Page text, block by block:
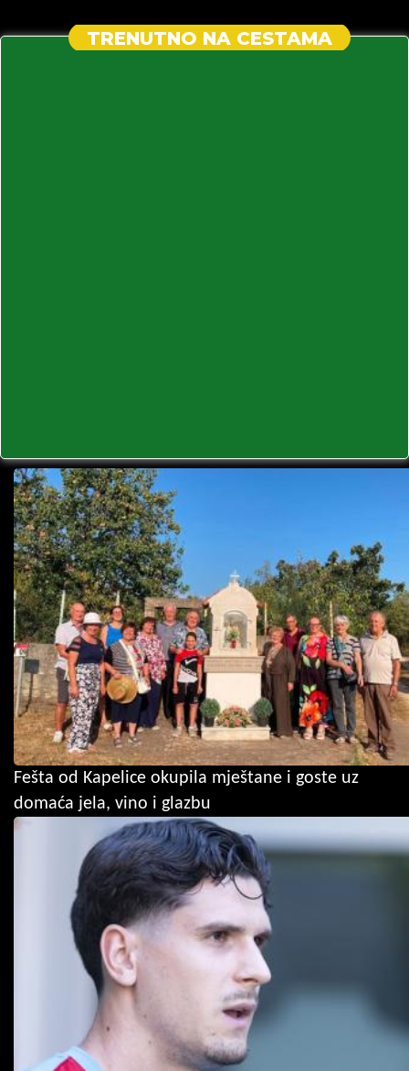
TRENUTNO NA CESTAMA
Fešta od Kapelice okupila mještane i goste uz
domaća jela, vino i glazbu